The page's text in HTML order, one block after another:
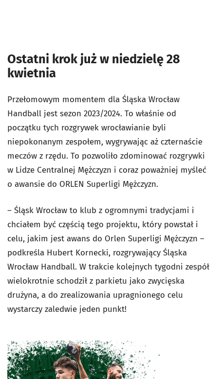
Ostatni krok już w niedzielę 28
kwietnia
Przełomowym momentem dla Śląska Wrocław
Handball jest sezon 2023/2024. To właśnie od
początku tych rozgrywek wrocławianie byli
niepokonanym zespołem, wygrywając aż czternaście
meczów z rzędu. To pozwoliło zdominować rozgrywki
w Lidze Centralnej Mężczyzn i coraz poważniej myśleć
o awansie do ORLEN Superligi Mężczyzn.
– Śląsk Wrocław to klub z ogromnymi tradycjami i
chciałem być częścią tego projektu, który powstał i
celu, jakim jest awans do Orlen Superligi Mężczyzn –
podkreśla Hubert Kornecki, rozgrywający Śląska
Wrocław Handball. W trakcie kolejnych tygodni zespół
wielokrotnie schodził z parkietu jako zwycięska
drużyna, a do zrealizowania upragnionego celu
wystarczy zaledwie jeden punkt!